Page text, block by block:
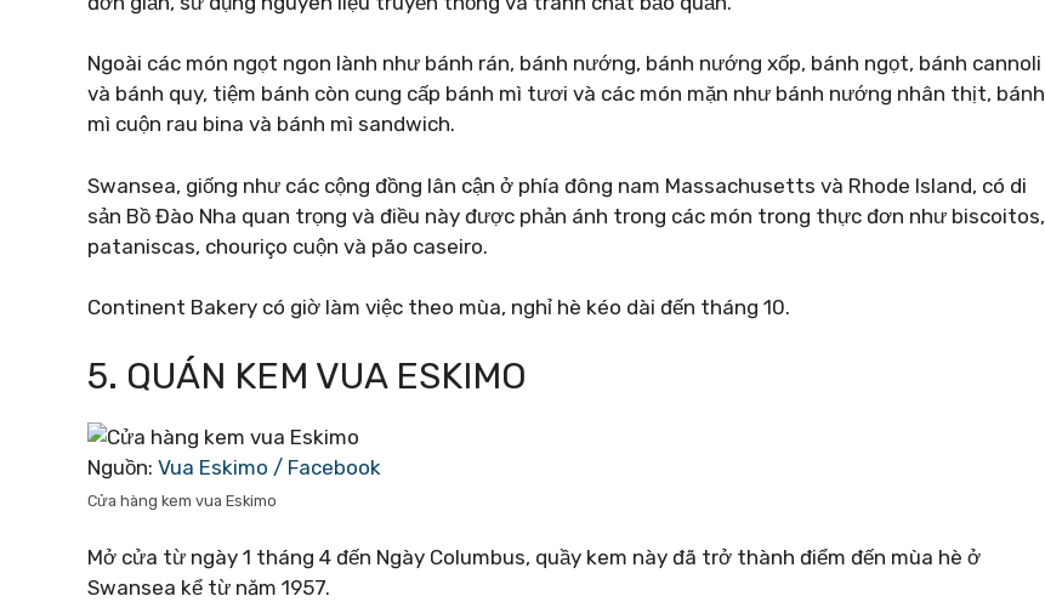
Ngoài các món ngọt ngon lành như bánh rán, bánh nướng, bánh nướng xốp, bánh ngọt, bánh cannoli
và bánh quy, tiệm bánh còn cung cấp bánh mì tươi và các món mặn như bánh nướng nhân thịt, bánh
mì cuộn rau bina và bánh mì sandwich.
Swansea, giống như các cộng đồng lân cận ở phía đông nam Massachusetts và Rhode Island, có di
sản Bồ Đào Nha quan trọng và điều này được phản ánh trong các món trong thực đơn như biscoitos,
pataniscas, chouriço cuộn và pão caseiro.
Continent Bakery có giờ làm việc theo mùa, nghỉ hè kéo dài đến tháng 10.
5. QUÁN KEM VUA ESKIMO
Nguồn: Vua Eskimo / Facebook
Cửa hàng kem vua Eskimo
Mở cửa từ ngày 1 tháng 4 đến Ngày Columbus, quầy kem này đã trở thành điểm đến mùa hè ở
Swansea kể từ năm 1957.